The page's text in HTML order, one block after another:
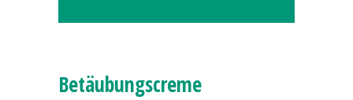
Betäubungscreme